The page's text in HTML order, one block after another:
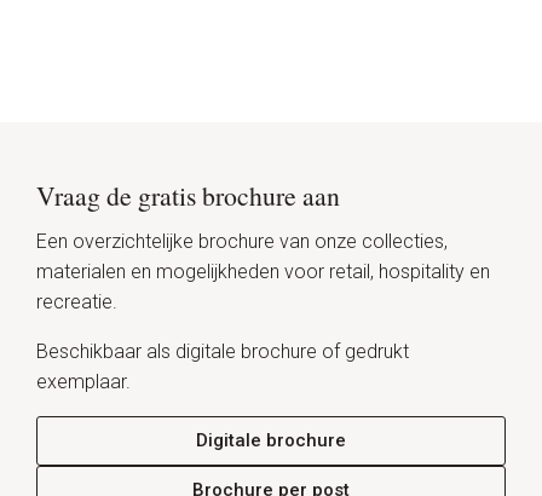
Vraag de gratis brochure aan
Een overzichtelijke brochure van onze collecties,
materialen en mogelijkheden voor retail, hospitality en
recreatie.
Beschikbaar als digitale brochure of gedrukt
exemplaar.
Digitale brochure
Brochure per post